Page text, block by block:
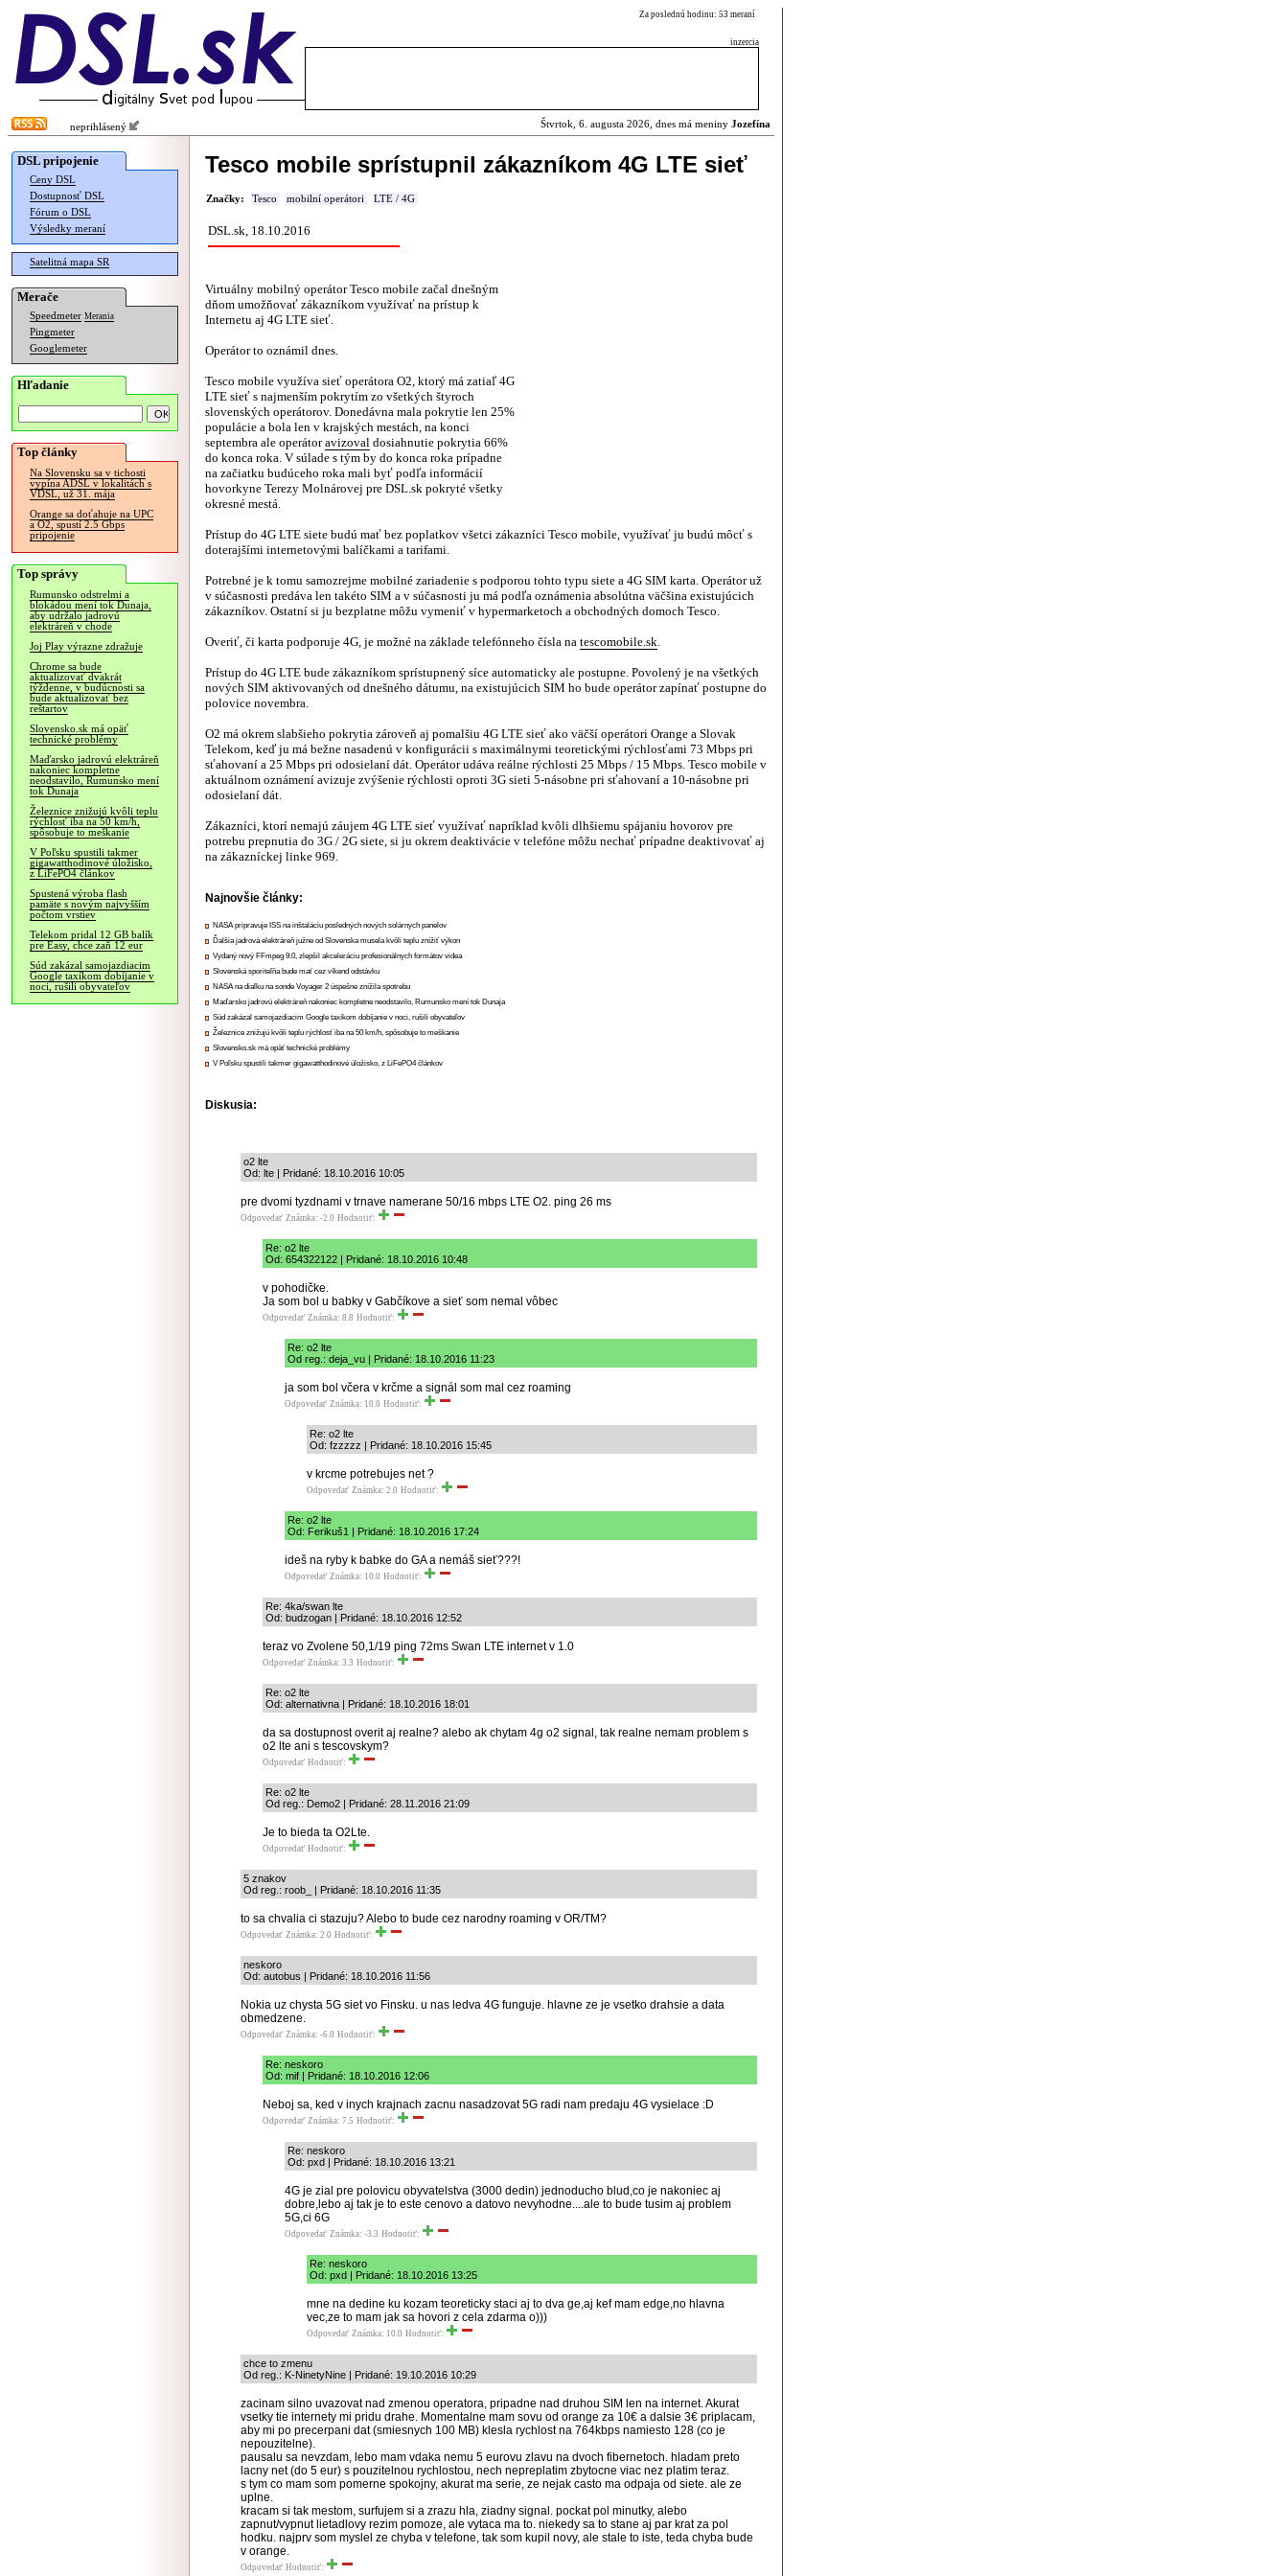
Za poslednú hodinu: 53 meraní
inzercia
neprihlásený Štvrtok, 6. augusta 2026, dnes má meniny Jozefína
DSL pripojenie
Ceny DSL
Dostupnosť DSL
Fórum o DSL
Výsledky meraní
Satelitná mapa SR
Merače
Speedmeter Merania
Pingmeter
Googlemeter
Hľadanie
Top články
Na Slovensku sa v tichosti
vypína ADSL v lokalitách s
VDSL, už 31. mája
Orange sa doťahuje na UPC
a O2, spustí 2.5 Gbps
pripojenie
Top správy
Rumunsko odstrelmi a
blokádou mení tok Dunaja,
aby udržalo jadrovú
elektráreň v chode
Joj Play výrazne zdražuje
Chrome sa bude
aktualizovať dvakrát
týždenne, v budúcnosti sa
bude aktualizovať bez
reštartov
Slovensko.sk má opäť
technické problémy
Maďarsko jadrovú elektráreň
nakoniec kompletne
neodstavilo, Rumunsko mení
tok Dunaja
Železnice znižujú kvôli teplu
rýchlosť iba na 50 km/h,
spôsobuje to meškanie
V Poľsku spustili takmer
gigawatthodinové úložisko,
z LiFePO4 článkov
Spustená výroba flash
pamäte s novým najvyšším
počtom vrstiev
Telekom pridal 12 GB balík
pre Easy, chce zaň 12 eur
Súd zakázal samojazdiacim
Google taxíkom dobíjanie v
noci, rušili obyvateľov
Tesco mobile sprístupnil zákazníkom 4G LTE sieť
Značky: Tesco mobilní operátori LTE / 4G
DSL.sk, 18.10.2016
Virtuálny mobilný operátor Tesco mobile začal dnešným
dňom umožňovať zákazníkom využívať na prístup k
Internetu aj 4G LTE sieť.
Operátor to oznámil dnes.
Tesco mobile využíva sieť operátora O2, ktorý má zatiaľ 4G
LTE sieť s najmenším pokrytím zo všetkých štyroch
slovenských operátorov. Donedávna mala pokrytie len 25%
populácie a bola len v krajských mestách, na konci
septembra ale operátoravizoval dosiahnutie pokrytia 66%
do konca roka. V súlade s tým by do konca roka prípadne
na začiatku budúceho roka mali byť podľa informácií
hovorkyne Terezy Molnárovej pre DSL.sk pokryté všetky
okresné mestá.
Prístup do 4G LTE siete budú mať bez poplatkov všetci zákazníci Tesco mobile, využívať ju budú môcť s
doterajšími internetovými balíčkami a tarifami.
Potrebné je k tomu samozrejme mobilné zariadenie s podporou tohto typu siete a 4G SIM karta. Operátor už
v súčasnosti predáva len takéto SIM a v súčasnosti ju má podľa oznámenia absolútna väčšina existujúcich
zákazníkov. Ostatní si ju bezplatne môžu vymeniť v hypermarketoch a obchodných domoch Tesco.
Overiť, či karta podporuje 4G, je možné na základe telefónneho čísla na tescomobile.sk.
Prístup do 4G LTE bude zákazníkom sprístupnený síce automaticky ale postupne. Povolený je na všetkých
nových SIM aktivovaných od dnešného dátumu, na existujúcich SIM ho bude operátor zapínať postupne do
polovice novembra.
O2 má okrem slabšieho pokrytia zároveň aj pomalšiu 4G LTE sieť ako väčší operátori Orange a Slovak
Telekom, keď ju má bežne nasadenú v konfigurácii s maximálnymi teoretickými rýchlosťami 73 Mbps pri
sťahovaní a 25 Mbps pri odosielaní dát. Operátor udáva reálne rýchlosti 25 Mbps / 15 Mbps. Tesco mobile v
aktuálnom oznámení avizuje zvýšenie rýchlosti oproti 3G sieti 5-násobne pri sťahovaní a 10-násobne pri
odosielaní dát.
Zákazníci, ktorí nemajú záujem 4G LTE sieť využívať napríklad kvôli dlhšiemu spájaniu hovorov pre
potrebu prepnutia do 3G / 2G siete, si ju okrem deaktivácie v telefóne môžu nechať prípadne deaktivovať aj
na zákazníckej linke 969.
Najnovšie články:
NASA pripravuje ISS na inštaláciu posledných nových solárnych panelov
Ďalšia jadrová elektráreň južne od Slovenska musela kvôli teplu znížiť výkon
Vydaný nový FFmpeg 9.0, zlepšil akceleráciu profesionálnych formátov videa
Slovenská sporiteľňa bude mať cez víkend odstávku
NASA na diaľku na sonde Voyager 2 úspešne znížila spotrebu
Maďarsko jadrovú elektráreň nakoniec kompletne neodstavilo, Rumunsko mení tok Dunaja
Súd zakázal samojazdiacim Google taxíkom dobíjanie v noci, rušili obyvateľov
Železnice znižujú kvôli teplu rýchlosť iba na 50 km/h, spôsobuje to meškanie
Slovensko.sk má opäť technické problémy
V Poľsku spustili takmer gigawatthodinové úložisko, z LiFePO4 článkov
Diskusia:
o2 lte
Od: lte | Pridané: 18.10.2016 10:05
pre dvomi tyzdnami v trnave namerane 50/16 mbps LTE O2. ping 26 ms
Odpovedať Známka: -2.0 Hodnotiť:
Re: o2 lte
Od: 654322122 | Pridané: 18.10.2016 10:48
v pohodičke.
Ja som bol u babky v Gabčíkove a sieť som nemal vôbec
Odpovedať Známka: 8.8 Hodnotiť:
Re: o2 lte
Od reg.: deja_vu | Pridané: 18.10.2016 11:23
ja som bol včera v krčme a signál som mal cez roaming
Odpovedať Známka: 10.0 Hodnotiť:
Re: o2 lte
Od: fzzzzz | Pridané: 18.10.2016 15:45
v krcme potrebujes net ?
Odpovedať Známka: 2.0 Hodnotiť:
Re: o2 lte
Od: Ferikuš1 | Pridané: 18.10.2016 17:24
ideš na ryby k babke do GA a nemáš sieť???!
Odpovedať Známka: 10.0 Hodnotiť:
Re: 4ka/swan lte
Od: budzogan | Pridané: 18.10.2016 12:52
teraz vo Zvolene 50,1/19 ping 72ms Swan LTE internet v 1.0
Odpovedať Známka: 3.3 Hodnotiť:
Re: o2 lte
Od: alternativna | Pridané: 18.10.2016 18:01
da sa dostupnost overit aj realne? alebo ak chytam 4g o2 signal, tak realne nemam problem s
o2 lte ani s tescovskym?
Odpovedať Hodnotiť:
Re: o2 lte
Od reg.: Demo2 | Pridané: 28.11.2016 21:09
Je to bieda ta O2Lte.
Odpovedať Hodnotiť:
5 znakov
Od reg.: roob_ | Pridané: 18.10.2016 11:35
to sa chvalia ci stazuju? Alebo to bude cez narodny roaming v OR/TM?
Odpovedať Známka: 2.0 Hodnotiť:
neskoro
Od: autobus | Pridané: 18.10.2016 11:56
Nokia uz chysta 5G siet vo Finsku. u nas ledva 4G funguje. hlavne ze je vsetko drahsie a data
obmedzene.
Odpovedať Známka: -6.0 Hodnotiť:
Re: neskoro
Od: mif | Pridané: 18.10.2016 12:06
Neboj sa, ked v inych krajnach zacnu nasadzovat 5G radi nam predaju 4G vysielace :D
Odpovedať Známka: 7.5 Hodnotiť:
Re: neskoro
Od: pxd | Pridané: 18.10.2016 13:21
4G je zial pre polovicu obyvatelstva (3000 dedin) jednoducho blud,co je nakoniec aj
dobre,lebo aj tak je to este cenovo a datovo nevyhodne....ale to bude tusim aj problem
5G,ci 6G
Odpovedať Známka: -3.3 Hodnotiť:
Re: neskoro
Od: pxd | Pridané: 18.10.2016 13:25
mne na dedine ku kozam teoreticky staci aj to dva ge,aj kef mam edge,no hlavna
vec,ze to mam jak sa hovori z cela zdarma o)))
Odpovedať Známka: 10.0 Hodnotiť:
chce to zmenu
Od reg.: K-NinetyNine | Pridané: 19.10.2016 10:29
zacinam silno uvazovat nad zmenou operatora, pripadne nad druhou SIM len na internet. Akurat
vsetky tie internety mi pridu drahe. Momentalne mam sovu od orange za 10€ a dalsie 3€ priplacam,
aby mi po precerpani dat (smiesnych 100 MB) klesla rychlost na 764kbps namiesto 128 (co je
nepouzitelne).
pausalu sa nevzdam, lebo mam vdaka nemu 5 eurovu zlavu na dvoch fibernetoch. hladam preto
lacny net (do 5 eur) s pouzitelnou rychlostou, nech nepreplatim zbytocne viac nez platim teraz.
s tym co mam som pomerne spokojny, akurat ma serie, ze nejak casto ma odpaja od siete. ale ze
uplne.
kracam si tak mestom, surfujem si a zrazu hla, ziadny signal. pockat pol minutky, alebo
zapnut/vypnut lietadlovy rezim pomoze, ale vytaca ma to. niekedy sa to stane aj par krat za pol
hodku. najprv som myslel ze chyba v telefone, tak som kupil novy, ale stale to iste, teda chyba bude
v orange.
Odpovedať Hodnotiť: